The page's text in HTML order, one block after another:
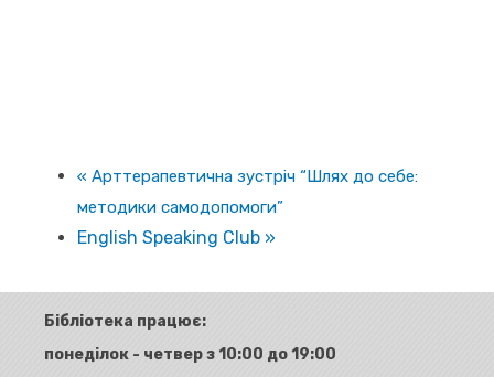
« Арттерапевтична зустріч “Шлях до себе:
методики самодопомоги”
English Speaking Club »
Бібліотека працює:
понеділок - четвер з 10:00 до 19:00